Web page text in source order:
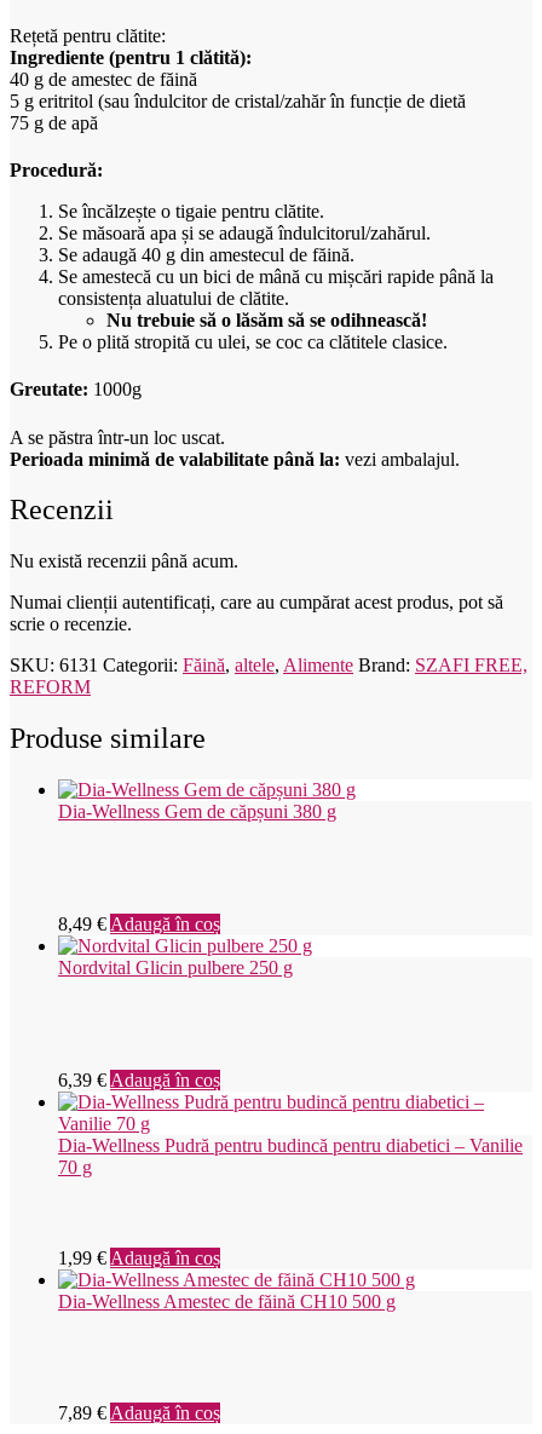
Rețetă pentru clătite:
Ingrediente (pentru 1 clătită):
40 g de amestec de făină
5 g eritritol (sau îndulcitor de cristal/zahăr în funcție de dietă
75 g de apă
Procedură:
Se încălzește o tigaie pentru clătite.
Se măsoară apa și se adaugă îndulcitorul/zahărul.
Se adaugă 40 g din amestecul de făină.
Se amestecă cu un bici de mână cu mișcări rapide până la
consistența aluatului de clătite.
Nu trebuie să o lăsăm să se odihnească!
Pe o plită stropită cu ulei, se coc ca clătitele clasice.
Greutate: 1000g
A se păstra într-un loc uscat.
Perioada minimă de valabilitate până la: vezi ambalajul.
Recenzii
Nu există recenzii până acum.
Numai clienții autentificați, care au cumpărat acest produs, pot să
scrie o recenzie.
SKU: 6131 Categorii: Făină, altele, Alimente Brand: SZAFI FREE,
REFORM
Produse similare
Dia-Wellness Gem de căpșuni 380 g
8,49 € Adaugă în coș
Nordvital Glicin pulbere 250 g
6,39 € Adaugă în coș
Dia-Wellness Pudră pentru budincă pentru diabetici – Vanilie
70 g
1,99 € Adaugă în coș
Dia-Wellness Amestec de făină CH10 500 g
7,89 € Adaugă în coș